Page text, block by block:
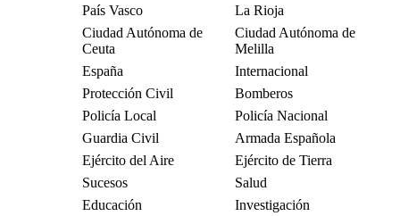
País Vasco
La Rioja
Ciudad Autónoma de
Ceuta
Ciudad Autónoma de
Melilla
España
Internacional
Protección Civil
Bomberos
Policía Local
Policía Nacional
Guardia Civil
Armada Española
Ejército del Aire
Ejército de Tierra
Sucesos
Salud
Educación
Investigación